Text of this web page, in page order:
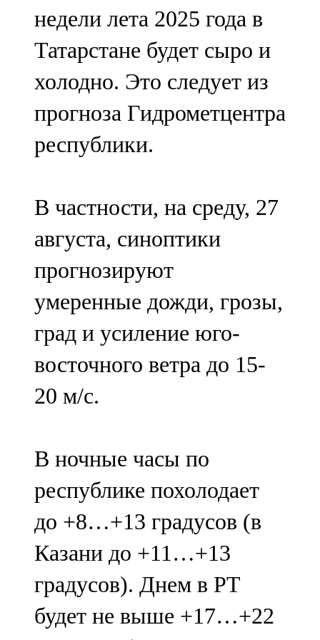
107,8 FM
Теләче
106,1 FM
Түбән Кама
102,6 FM
107,7 FM
Чистай
103,0 FM
Чүпрәле
91,0 FM
Шәмәрдән
102,3 FM
107,0 FM
Яр Чаллы
105,5 FM
недели лета 2025 года в
Татарстане будет сыро и
холодно. Это следует из
прогноза Гидрометцентра
республики.
В частности, на среду, 27
августа, синоптики
прогнозируют
умеренные дожди, грозы,
град и усиление юго-
восточного ветра до 15-
20 м/с.
В ночные часы по
республике похолодает
до +8…+13 градусов (в
Казани до +11…+13
градусов). Днем в РТ
будет не выше +17…+22